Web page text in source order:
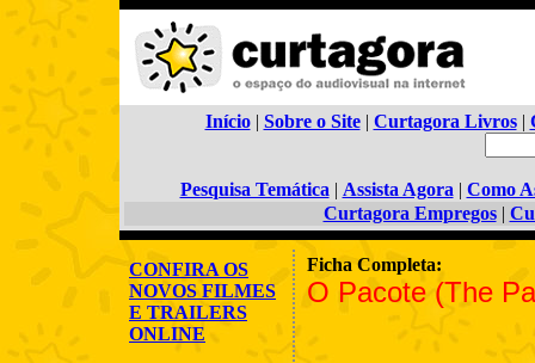
Início| Sobre o Site| Curtagora Livros|
Pesquisa Temática | Assista Agora | Como
Curtagora Empregos|
CONFIRA OS
NOVOS FILMES
E TRAILERS
ONLINE
Ficha Completa:
O Pacote (The